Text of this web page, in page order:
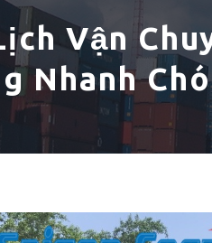
Vận
Nhanh